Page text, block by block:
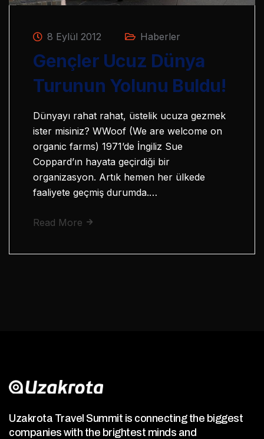
8 Eylül 2012 Haberler
Gençler Ucuz Dünya
Turunun Yolunu Buldu!
Dünyayı rahat rahat, üstelik ucuza gezmek
ister misiniz? WWoof (We are welcome on
organic farms) 1971’de İngiliz Sue
Coppard’ın hayata geçirdiği bir
organizasyon. Artık hemen her ülkede
faaliyete geçmiş durumda.…
Read More
Uzakrota Travel Summit is connecting the biggest
companies with the brightest minds and